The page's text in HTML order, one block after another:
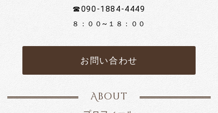
☎090-1884-4449
８：００~１８：００
お問い合わせ
About